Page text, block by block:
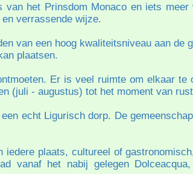
het Prinsdom Monaco en iets
verrassende wijze.
van een hoog kwaliteitsniveau aan de
plaatsen.
Er is veel ruimte om elkaar te
(juli - augustus) tot het moment van
echt Ligurisch dorp. De
plaats, cultureel of
vanaf het nabij gelegen